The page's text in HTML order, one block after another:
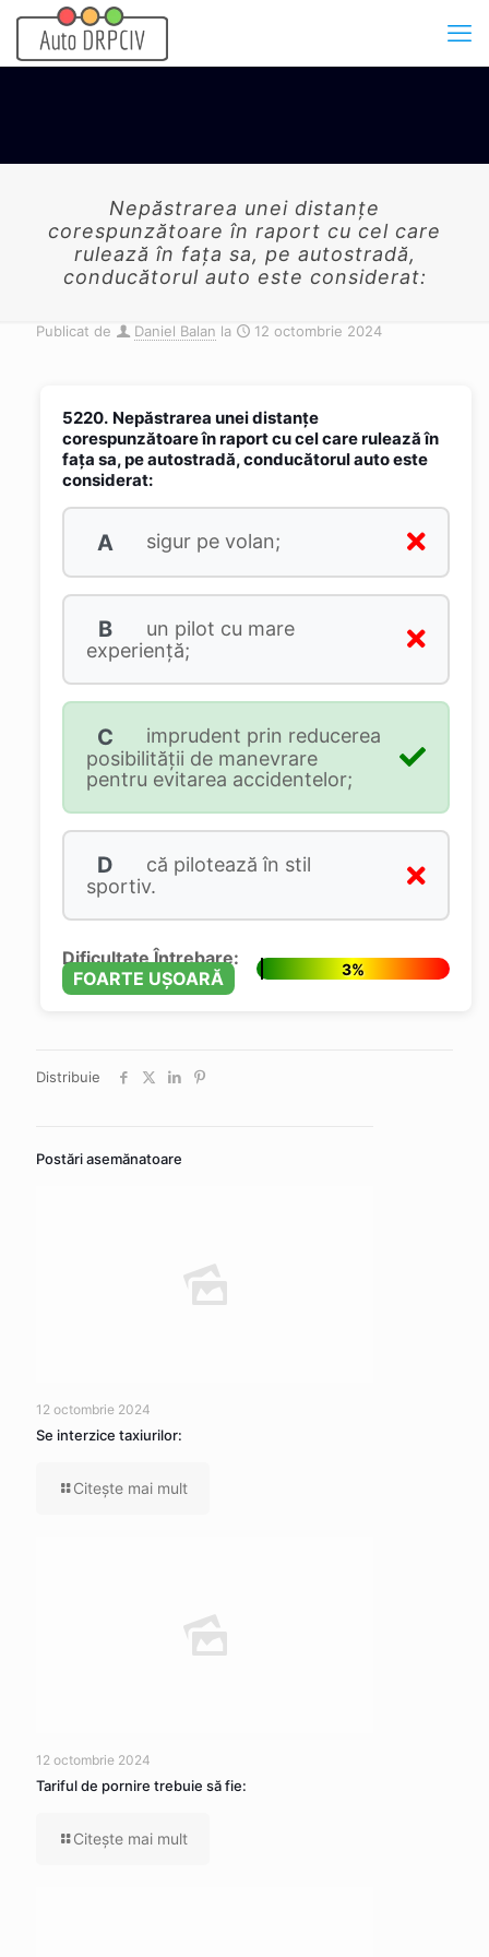
Nepăstrarea unei distanţe
corespunzătoare în raport cu cel care
rulează în faţa sa, pe autostradă,
conducătorul auto este considerat:
Publicat de Daniel Balan la 12 octombrie 2024
5220. Nepăstrarea unei distanţe
corespunzătoare în raport cu cel care rulează în
faţa sa, pe autostradă, conducătorul auto este
considerat:
A sigur pe volan;
B
un pilot cu mare
experienţă;
C
imprudent prin reducerea
posibilităţii de manevrare
pentru evitarea accidentelor;
D
că pilotează în stil
sportiv.
Dificultate Întrebare:
FOARTE UȘOARĂ
3%
Distribuie
Postări asemănatoare
12 octombrie 2024
Se interzice taxiurilor:
Citeşte mai mult
12 octombrie 2024
Tariful de pornire trebuie să fie:
Citeşte mai mult